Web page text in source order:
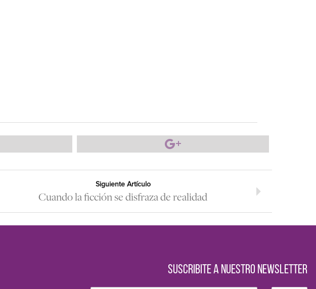
Siguiente Artículo
Cuando la ficción se disfraza de realidad
SUSCRIBITE A NUESTRO NEWSLETTER